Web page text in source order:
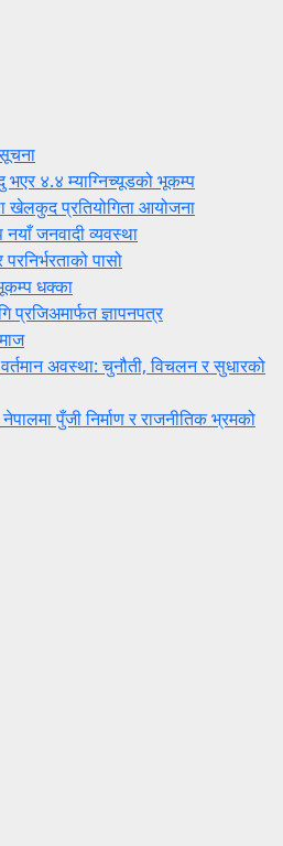
भएर ४.४ म्याग्निच्यूडको भूकम्प
खेलकुद प्रतियोगिता आयोजना
जनवादी व्यवस्था
पासो
धक्का
प्रजिअमार्फत ज्ञापनपत्र
अवस्था: चुनौती, विचलन र सुधारको
पुँजी निर्माण र राजनीतिक भ्रमको